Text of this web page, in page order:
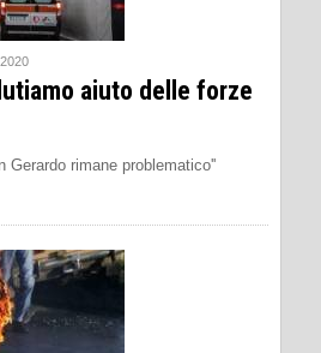
aiuto delle forze
Gerardo rimane problematico''